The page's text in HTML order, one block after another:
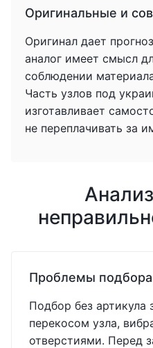
Оригинальные и
Оригинал дает
аналог имеет смысл
соблюдении
Часть узлов под
изготавливает
не переплачивать за
Проблемы подбора
Подбор без артикула
перекосом узла,
отверстиями. Перед